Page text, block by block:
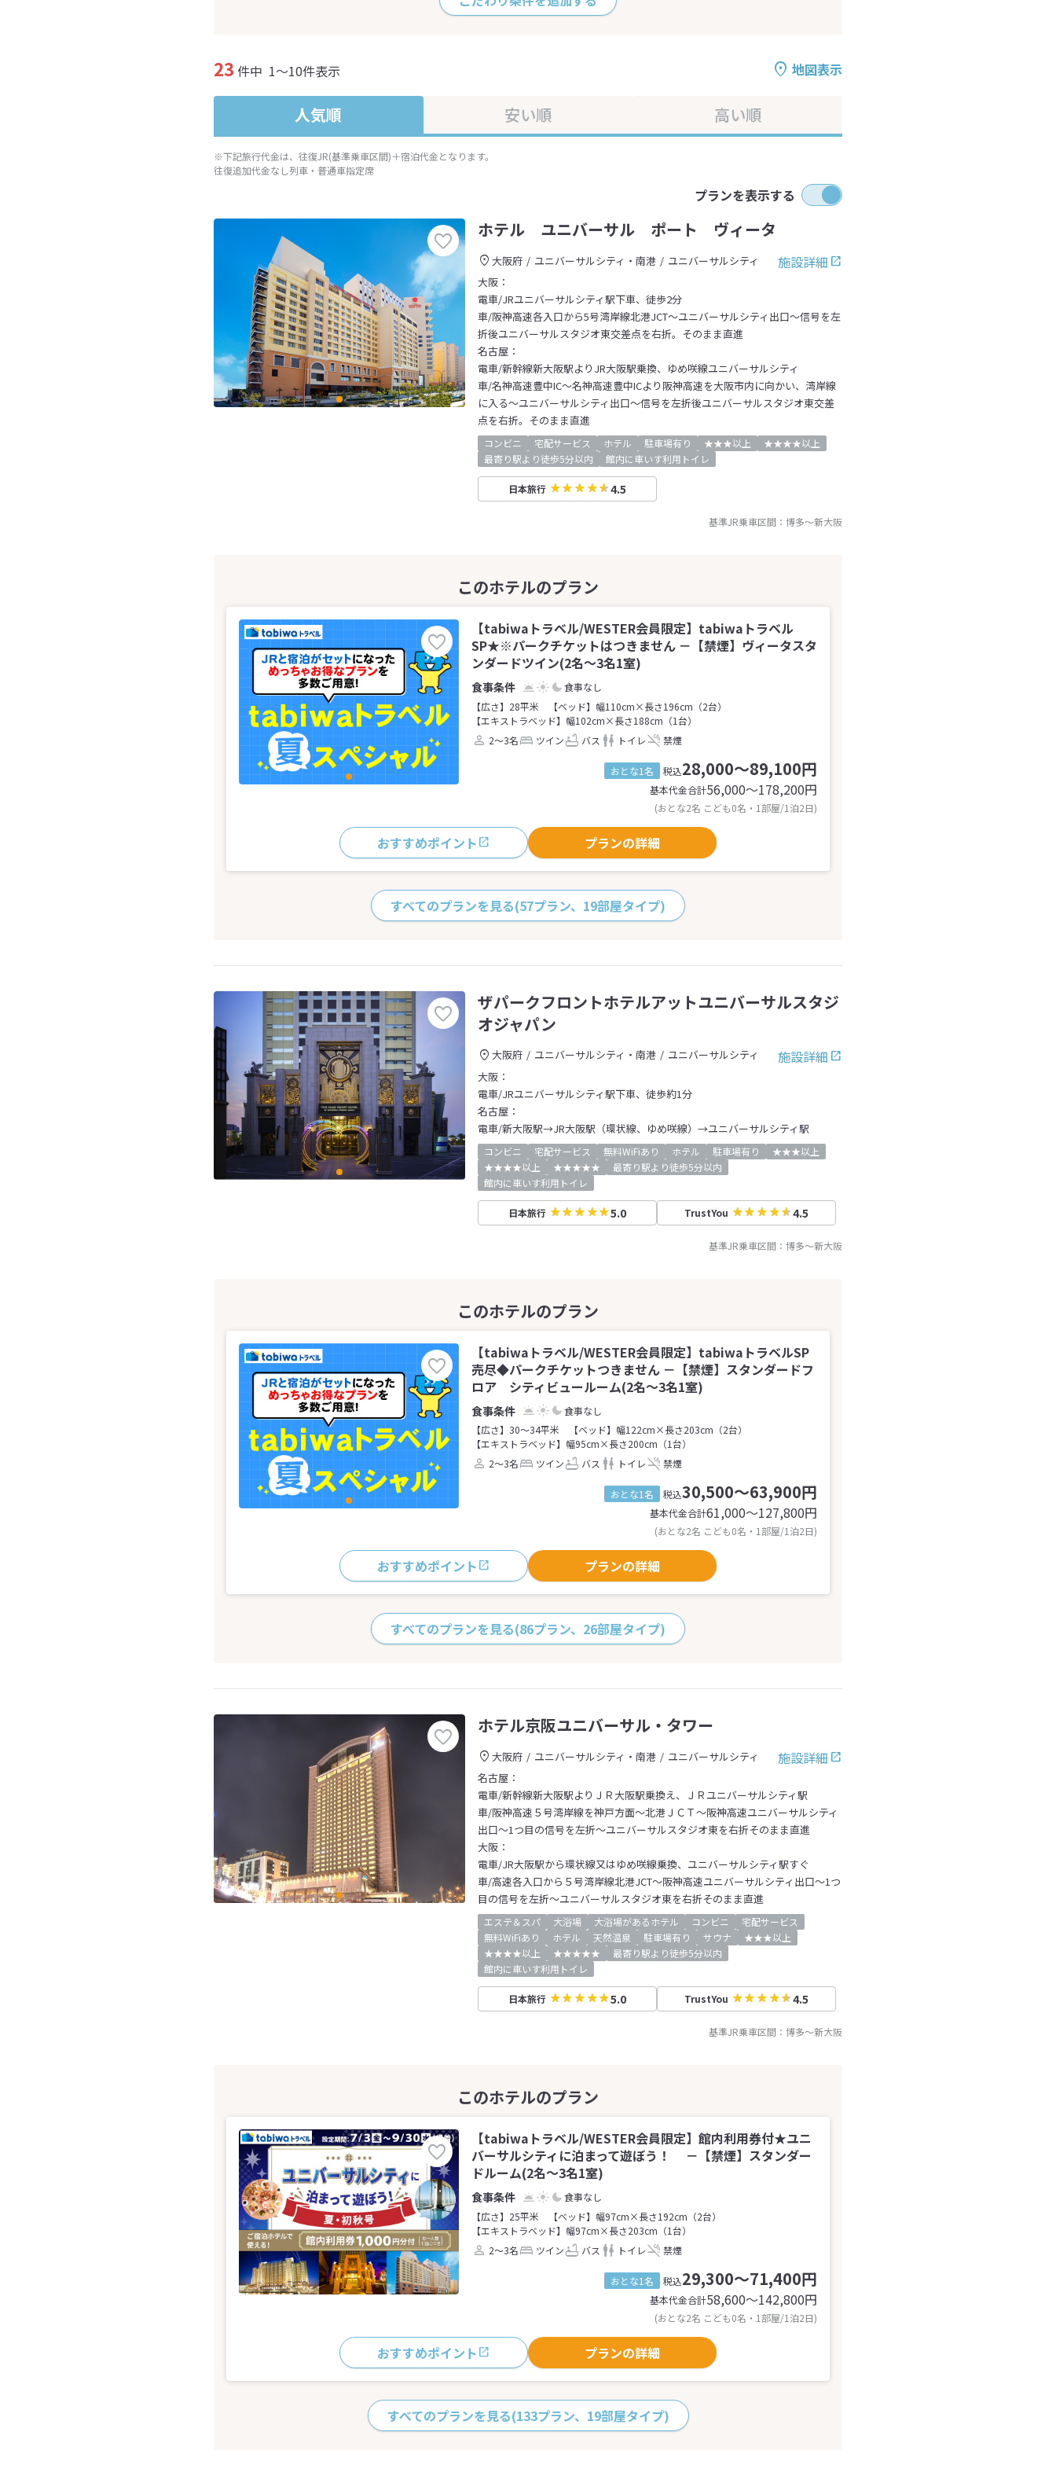
地図表示
23 件中 1～10件表示
人気順 安い順 高い順
※下記旅行代金は、往復JR(基準乗車区間)＋宿泊代金となります。
往復追加代金なし列車・普通車指定席
プランを表示する
ホテル ユニバーサル ポート ヴィータ
施設詳細
大阪府 ユニバーサルシティ・南港
ユニバーサルシティ
大阪：
電車/JRユニバーサルシティ駅下車、徒歩2分
車/阪神高速各入口から5号湾岸線北港JCT～ユニバーサルシティ出口～信号を左
折後ユニバーサルスタジオ東交差点を右折。そのまま直進
名古屋：
電車/新幹線新大阪駅よりJR大阪駅乗換、ゆめ咲線ユニバーサルシティ
車/名神高速豊中IC～名神高速豊中ICより阪神高速を大阪市内に向かい、湾岸線
に入る～ユニバーサルシティ出口～信号を左折後ユニバーサルスタジオ東交差
点を右折。そのまま直進
コンビニ 宅配サービス ホテル 駐車場有り ★★★以上
★★★★以上
最寄り駅より徒歩5分以内
館内に車いす利用トイレ
日本旅行 4.5
基準JR乗車区間： 博多～新大阪
【tabiwaトラベル/WESTER会員限定】tabiwaトラベル
SP★※パークチケットはつきません －【禁煙】ヴィータスタ
ンダードツイン(2名～3名1室)
食事なし
【広さ】28平米
【ベッド】幅110cm×長さ196cm（2台）
【エキストラベッド】幅102cm×長さ188cm（1台）
2～3名
ツイン バス トイレ 禁煙
おとな1名 税込28,000～89,100円
基本代金合計56,000〜178,200円
(おとな2名 こども0名・1部屋/1泊2日)
おすすめポイント プランの詳細
すべてのプランを見る(57プラン、19部屋タイプ)
ザパークフロントホテルアットユニバーサルスタジ
オジャパン
施設詳細
大阪府 ユニバーサルシティ・南港
ユニバーサルシティ
大阪：
電車/JRユニバーサルシティ駅下車、徒歩約1分
名古屋：
電車/新大阪駅→JR大阪駅（環状線、ゆめ咲線）→ユニバーサルシティ駅
コンビニ 宅配サービス 無料WiFiあり ホテル 駐車場有り
★★★以上
★★★★以上
★★★★★
最寄り駅より徒歩5分以内
館内に車いす利用トイレ
日本旅行 5.0 TrustYou 4.5
基準JR乗車区間： 博多～新大阪
【tabiwaトラベル/WESTER会員限定】tabiwaトラベルSP
売尽◆パークチケットつきません －【禁煙】スタンダードフ
ロア シティビュールーム(2名～3名1室)
食事なし
【広さ】30～34平米
【ベッド】幅122cm×長さ203cm（2台）
【エキストラベッド】幅95cm×長さ200cm（1台）
2～3名
ツイン バス トイレ 禁煙
おとな1名 税込30,500～63,900円
基本代金合計61,000〜127,800円
(おとな2名 こども0名・1部屋/1泊2日)
おすすめポイント プランの詳細
すべてのプランを見る(86プラン、26部屋タイプ)
ホテル京阪ユニバーサル・タワー
施設詳細
大阪府 ユニバーサルシティ・南港
ユニバーサルシティ
名古屋：
電車/新幹線新大阪駅よりＪＲ大阪駅乗換え、ＪＲユニバーサルシティ駅
車/阪神高速５号湾岸線を神戸方面～北港ＪＣＴ～阪神高速ユニバーサルシティ
出口～1つ目の信号を左折～ユニバーサルスタジオ東を右折そのまま直進
大阪：
電車/JR大阪駅から環状線又はゆめ咲線乗換、ユニバーサルシティ駅すぐ
車/高速各入口から５号湾岸線北港JCT～阪神高速ユニバーサルシティ出口～1つ
目の信号を左折～ユニバーサルスタジオ東を右折そのまま直進
エステ＆スパ 大浴場 大浴場があるホテル コンビニ
宅配サービス
無料WiFiあり
ホテル 天然温泉 駐車場有り サウナ
★★★以上
★★★★以上
★★★★★
最寄り駅より徒歩5分以内
館内に車いす利用トイレ
日本旅行 5.0 TrustYou 4.5
基準JR乗車区間： 博多～新大阪
【tabiwaトラベル/WESTER会員限定】館内利用券付★ユニ
バーサルシティに泊まって遊ぼう！ －【禁煙】スタンダー
ドルーム(2名～3名1室)
食事なし
【広さ】25平米
【ベッド】幅97cm×長さ192cm（2台）
【エキストラベッド】幅97cm×長さ203cm（1台）
2～3名
ツイン バス トイレ 禁煙
おとな1名 税込29,300～71,400円
基本代金合計58,600〜142,800円
(おとな2名 こども0名・1部屋/1泊2日)
おすすめポイント プランの詳細
すべてのプランを見る(133プラン、19部屋タイプ)